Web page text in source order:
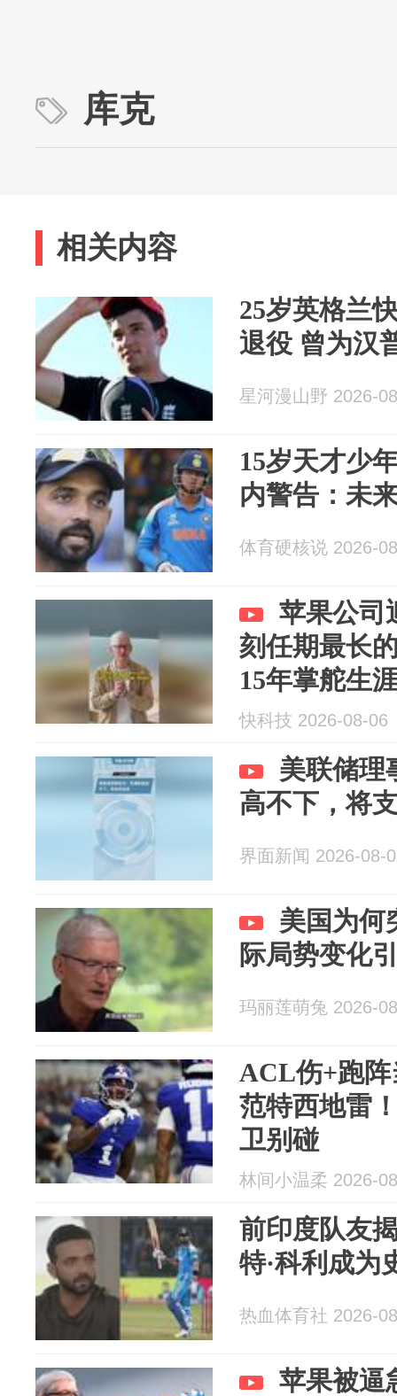
库克
相关内容
25岁英格兰
退役 曾为汉
星河漫山野 2026-
15岁天才少
内警告：未
体育硬核说 2026-
苹果公司
刻任期最长
15年掌舵生
快科技 2026-08-06
美联储理
高不下，将
界面新闻 2026-08-
美国为何
际局势变化
玛丽莲萌兔 2026-
ACL伤+跑阵
范特西地雷
卫别碰
林间小温柔 2026-
前印度队友
特·科利成为
热血体育社 2026-
苹果被逼